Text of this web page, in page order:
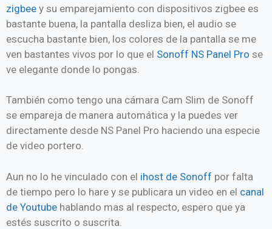
zigbee y su emparejamiento con dispositivos zigbee es
bastante buena, la pantalla desliza bien, el audio se
escucha bastante bien, los colores de la pantalla se me
ven bastantes vivos por lo que el Sonoff NS Panel Pro se
ve elegante donde lo pongas.
También como tengo una cámara Cam Slim de Sonoff
se empareja de manera automática y la puedes ver
directamente desde NS Panel Pro haciendo una especie
de video portero.
Aun no lo he vinculado con el ihost de Sonoff por falta
de tiempo pero lo hare y se publicara un video en el canal
de Youtube hablando mas al respecto, espero que ya
estés suscrito o suscrita.